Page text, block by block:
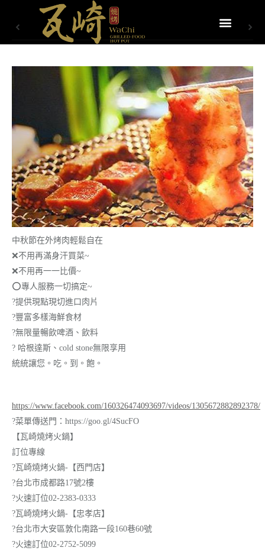
中秋節在外烤肉輕鬆自在
❌不用再滿身汗買菜~
❌不用再一一比價~
⭕專人服務一切搞定~
?提供現點現切進口肉片
?豐富多樣海鮮食材
?無限量暢飲啤酒、飲料
? 哈根達斯、cold stone無限享用
統統讓您。吃。到。飽。
https://www.facebook.com/160326474093697/videos/1305672882892378/
?菜單傳送門：https://goo.gl/4SucFO
【瓦崎燒烤火鍋】
訂位專線
?瓦崎燒烤火鍋-【西門店】
?台北市成都路17號2樓
?火速訂位02-2383-0333
?瓦崎燒烤火鍋-【忠孝店】
?台北市大安區敦化南路一段160巷60號
?火速訂位02-2752-5099